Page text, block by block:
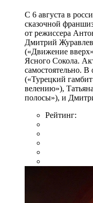
С 6 августа в
сказочной
от режиссера
Дмитрий
(«Движение
Ясного Сокола.
самостоятельно.
(«Турецкий
велению»),
полосы»), и
Рейтинг: